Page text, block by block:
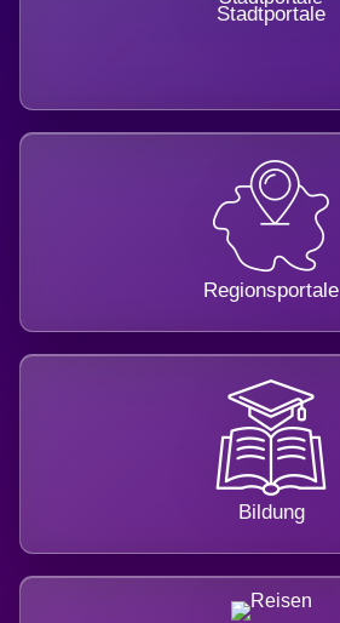
Stadtportale
Regionsportale
Bildung